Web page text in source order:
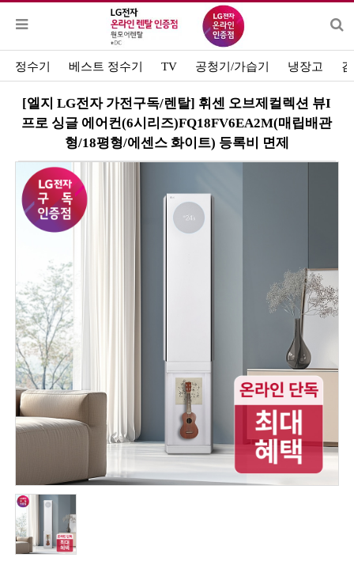
정수기 베스트 정수기 TV 공청기/가습기 냉장고
[엘지 LG전자 가전구독/렌탈] 휘센 오브제컬렉션 뷰I
프로 싱글 에어컨(6시리즈)FQ18FV6EA2M(매립배관
형/18평형/에센스 화이트) 등록비 면제